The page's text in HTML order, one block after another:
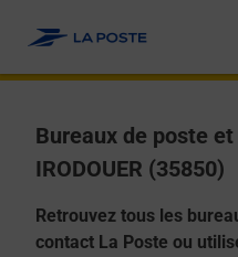
Bureaux de poste
IRODOUER (35850)
Retrouvez tous les
contact La Poste ou